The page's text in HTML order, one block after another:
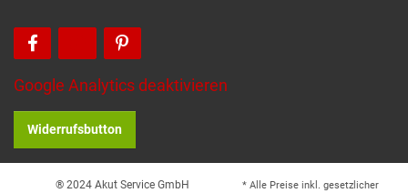
Google Analytics deaktivieren
Widerrufsbutton
® 2024 Akut Service GmbH
* Alle Preise inkl. gesetzlicher